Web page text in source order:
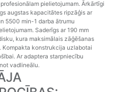
pielietojumam. Ārkārtīgi
augstas kapacitātes ripzāģis ar
5500 min-1 darba ātrumu
Saderīgs ar 190 mm
kura maksimālais zāģēšanas
Kompakta konstrukcija uzlabotai
Ar adaptera starpniecību
vadlineālu.